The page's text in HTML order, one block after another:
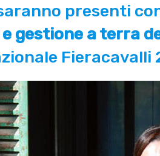
presenti
gestione a terra
Fieracavalli